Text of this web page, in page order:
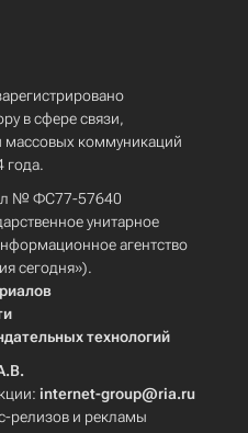
в сфере связи,
коммуникаций
года.
№ ФС77-57640
унитарное
агентство
сегодня»).
технологий
internet-group@ria.ru
релизов и рекламы